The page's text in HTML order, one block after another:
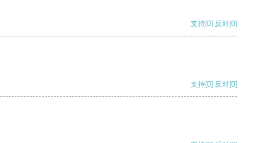
支持[0] 反对[0]
支持[0] 反对[0]